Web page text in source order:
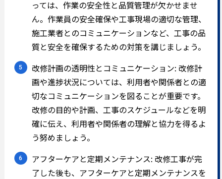
っては、作業の安全性と品質管理が欠かせませ
ん。作業員の安全確保や工事現場の適切な管理、
施工業者とのコミュニケーションなど、工事の品
質と安全を確保するための対策を講じましょう。
改修計画の透明性とコミュニケーション: 改修計
画や進捗状況については、利用者や関係者との適
切なコミュニケーションを図ることが重要です。
改修の目的や計画、工事のスケジュールなどを明
確に伝え、利用者や関係者の理解と協力を得るよ
う努めましょう。
アフターケアと定期メンテナンス: 改修工事が完
了した後も、アフターケアと定期メンテナンスを